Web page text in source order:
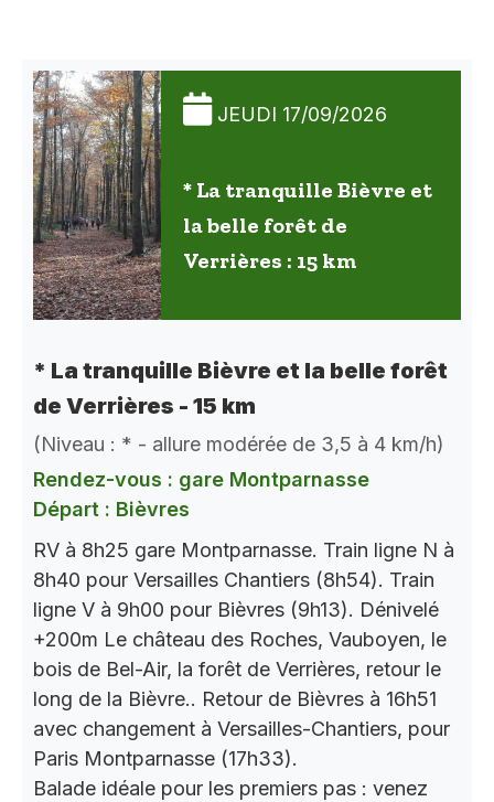
JEUDI 17/09/2026
* La tranquille Bièvre et
la belle forêt de
Verrières : 15 km
* La tranquille Bièvre et la belle forêt
de Verrières - 15 km
(Niveau : * - allure modérée de 3,5 à 4 km/h)
Rendez-vous : gare Montparnasse
Départ : Bièvres
RV à 8h25 gare Montparnasse. Train ligne N à
8h40 pour Versailles Chantiers (8h54). Train
ligne V à 9h00 pour Bièvres (9h13). Dénivelé
+200m Le château des Roches, Vauboyen, le
bois de Bel-Air, la forêt de Verrières, retour le
long de la Bièvre.. Retour de Bièvres à 16h51
avec changement à Versailles-Chantiers, pour
Paris Montparnasse (17h33).
Balade idéale pour les premiers pas : venez